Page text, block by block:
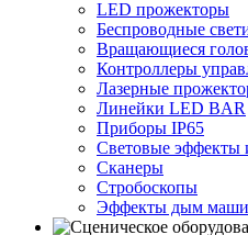
LED прожекторы
Беспроводные
Вращающиеся
Контроллеры
Лазерные
Линейки LED BAR
Приборы IP65
Световые эффекты
Сканеры
Стробоскопы
Эффекты дым